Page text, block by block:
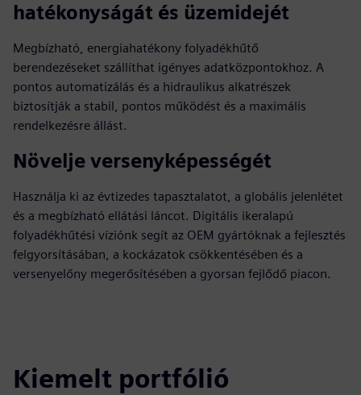
hatékonyságát és üzemidejét
Megbízható, energiahatékony folyadékhűtő
berendezéseket szállíthat igényes adatközpontokhoz. A
pontos automatizálás és a hidraulikus alkatrészek
biztosítják a stabil, pontos működést és a maximális
rendelkezésre állást.
Növelje versenyképességét
Használja ki az évtizedes tapasztalatot, a globális jelenlétet
és a megbízható ellátási láncot. Digitális ikeralapú
folyadékhűtési víziónk segít az OEM gyártóknak a fejlesztés
felgyorsításában, a kockázatok csökkentésében és a
versenyelőny megerősítésében a gyorsan fejlődő piacon.
Kiemelt portfólió